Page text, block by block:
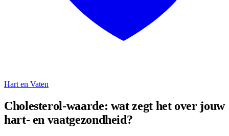
Hart en Vaten
Cholesterol-waarde: wat zegt het over jouw
hart- en vaatgezondheid?